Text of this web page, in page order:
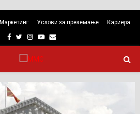
Маркетинг Услови за преземање Кариера
Facebook
TwitterInstagram
Youtube
Email